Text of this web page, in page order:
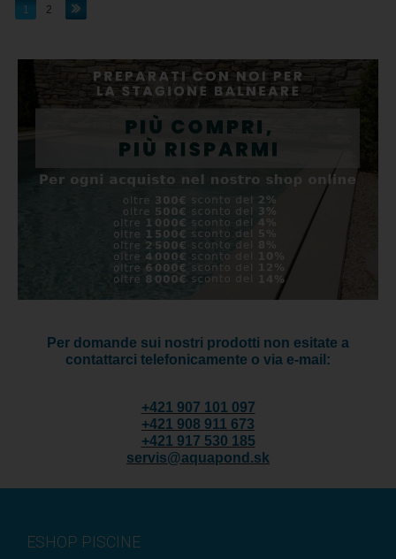
1 2
Per domande sui nostri prodotti non esitate a
contattarci telefonicamente o via e-mail:
+421 907 101 097
+421 908 911 673
+421 917 530 185
servis@aquapond.sk
ESHOP PISCINE